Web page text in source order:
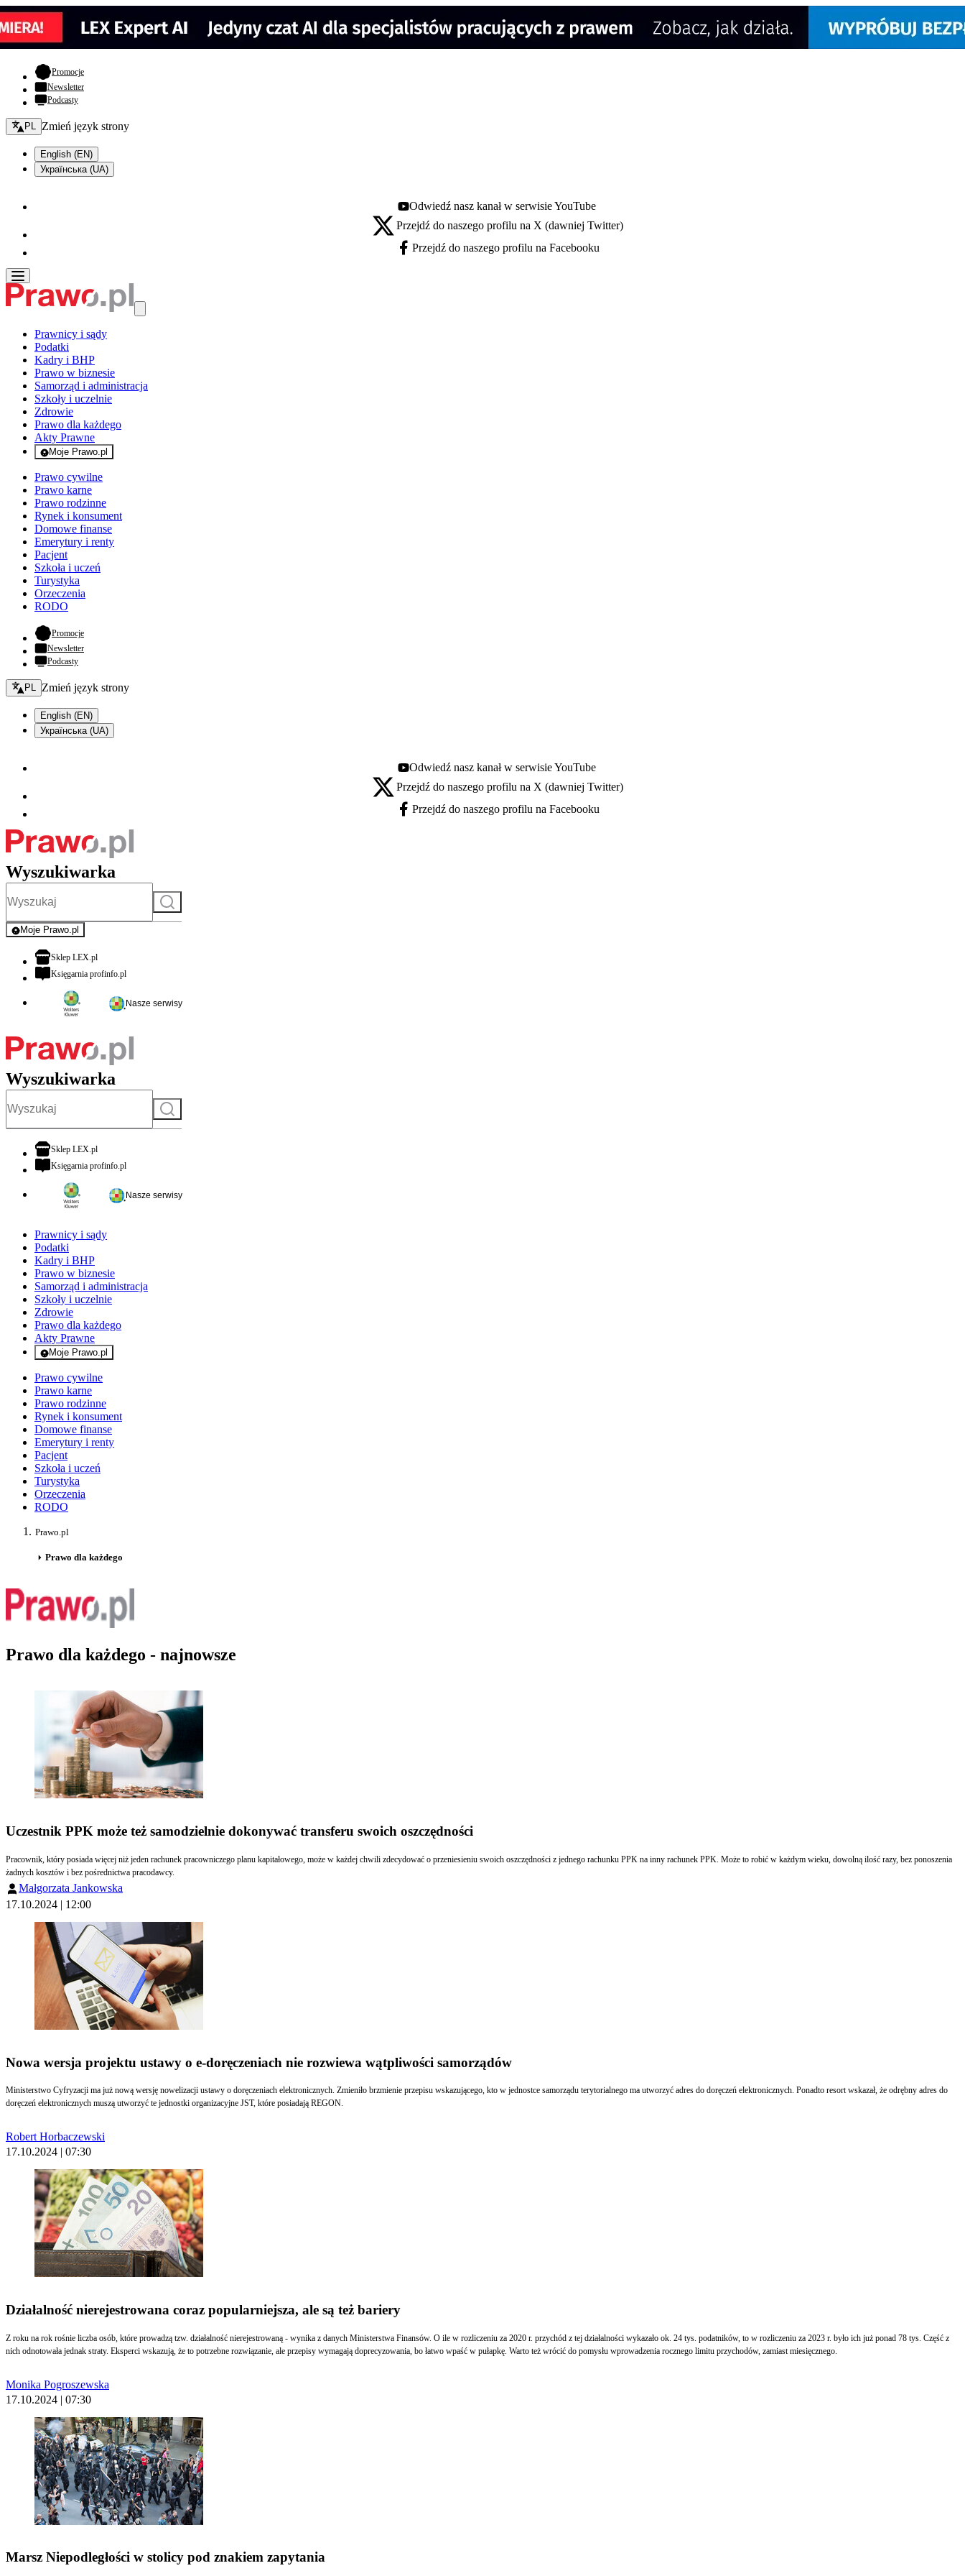
Promocje- otwiera się w nowej karcie
Newsletter
Podcasty
Zmień język - bieżący:
PL Zmień język strony
English (EN)
Українська (UA)
Youtube - otwiera się w nowej karcie
Odwiedź nasz kanał w serwisie YouTube
X - otwiera się w nowej karcie
Przejdź do naszego profilu na X (dawniej Twitter)
Facebook - otwiera się w nowej karcie
Przejdź do naszego profilu na Facebooku
Prawnicy i sądy
Podatki
Kadry i BHP
Prawo w biznesie
Samorząd i administracja
Szkoły i uczelnie
Zdrowie
Prawo dla każdego
Akty Prawne
Moje Prawo.pl
- rejestracja i logowanie do serwisu
Prawo cywilne
Prawo karne
Prawo rodzinne
Rynek i konsument
Domowe finanse
Emerytury i renty
Pacjent
Szkoła i uczeń
Turystyka
Orzeczenia
RODO
Promocje- otwiera się w nowej karcie
Newsletter
Podcasty
Zmień język - bieżący:
PL Zmień język strony
English (EN)
Українська (UA)
Youtube - otwiera się w nowej karcie
Odwiedź nasz kanał w serwisie YouTube
X - otwiera się w nowej karcie
Przejdź do naszego profilu na X (dawniej Twitter)
Facebook - otwiera się w nowej karcie
Przejdź do naszego profilu na Facebooku
Wyszukiwarka
Szukaj
Moje Prawo.pl
- rejestracja i logowanie do serwisu
Sklep LEX.plotwiera się w nowej karcie
Księgarnia profinfo.plotwiera się w nowej karcie
Nasze serwisy
Wyszukiwarka
Szukaj
Sklep LEX.plotwiera się w nowej karcie
Księgarnia profinfo.plotwiera się w nowej karcie
Nasze serwisy
Prawnicy i sądy
Podatki
Kadry i BHP
Prawo w biznesie
Samorząd i administracja
Szkoły i uczelnie
Zdrowie
Prawo dla każdego
Akty Prawne
Moje Prawo.pl
- rejestracja i logowanie do serwisu
Prawo cywilne
Prawo karne
Prawo rodzinne
Rynek i konsument
Domowe finanse
Emerytury i renty
Pacjent
Szkoła i uczeń
Turystyka
Orzeczenia
RODO
Prawo.pl
Prawo dla każdego
Prawo dla każdego - najnowsze
Uczestnik PPK może też samodzielnie dokonywać transferu swoich oszczędności
Pracownik, który posiada więcej niż jeden rachunek pracowniczego planu kapitałowego, może w każdej chwili zdecydować o przeniesieniu swoich oszczędności z jednego rachunku PPK na inny rachunek PPK. Może to robić w każdym wieku, dowolną ilość razy, bez ponoszenia
żadnych kosztów i bez pośrednictwa pracodawcy.
Małgorzata Jankowska
17.10.2024 | 12:00
Nowa wersja projektu ustawy o e-doręczeniach nie rozwiewa wątpliwości samorządów
Ministerstwo Cyfryzacji ma już nową wersję nowelizacji ustawy o doręczeniach elektronicznych. Zmieniło brzmienie przepisu wskazującego, kto w jednostce samorządu terytorialnego ma utworzyć adres do doręczeń elektronicznych. Ponadto resort wskazał, że odrębny adres do
doręczeń elektronicznych muszą utworzyć te jednostki organizacyjne JST, które posiadają REGON.
Robert Horbaczewski
17.10.2024 | 07:30
Działalność nierejestrowana coraz popularniejsza, ale są też bariery
Z roku na rok rośnie liczba osób, które prowadzą tzw. działalność nierejestrowaną - wynika z danych Ministerstwa Finansów. O ile w rozliczeniu za 2020 r. przychód z tej działalności wykazało ok. 24 tys. podatników, to w rozliczeniu za 2023 r. było ich już ponad 78 tys. Część z
nich odnotowała jednak straty. Eksperci wskazują, że to potrzebne rozwiązanie, ale przepisy wymagają doprecyzowania, bo łatwo wpaść w pułapkę. Warto też wrócić do pomysłu wprowadzenia rocznego limitu przychodów, zamiast miesięcznego.
Monika Pogroszewska
17.10.2024 | 07:30
Marsz Niepodległości w stolicy pod znakiem zapytania